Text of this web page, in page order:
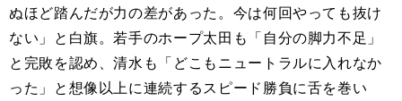
ぬほど踏んだが力の差があった。今は何回やっても抜け
ない」と白旗。若手のホープ太田も「自分の脚力不足」
と完敗を認め、清水も「どこもニュートラルに入れなか
った」と想像以上に連続するスピード勝負に舌を巻い